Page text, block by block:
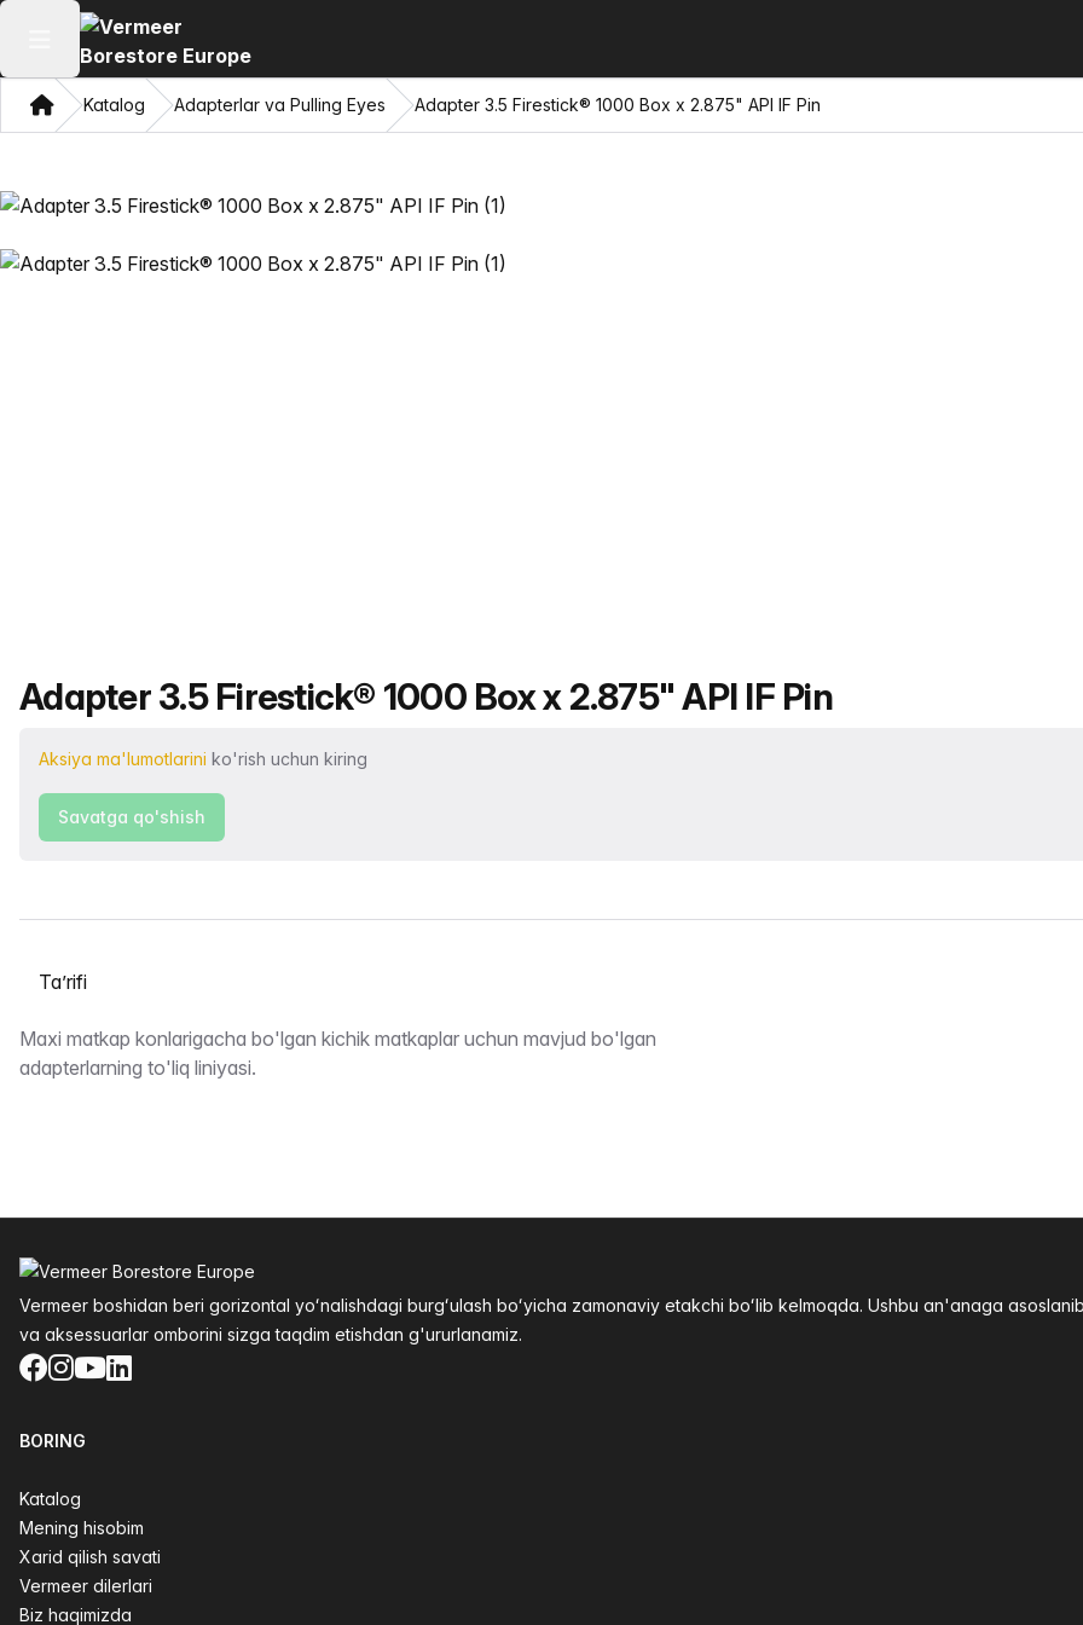
Asosiy menyuni ochish
Bosh sahifa
Katalog Adapterlar va Pulling Eyes Adapter 3.5 Firestick® 1000 Box x 2.875" API IF Pin
Mahsulot nomi
Adapter 3.5 Firestick® 1000 Box x 2.875" API IF Pin
Aksiya ma'lumotlarini ko'rish uchun kiring
Savatga qo'shish
Yorliqni tanlash
Taʼrifi
Maxi matkap konlarigacha bo'lgan kichik matkaplar uchun mavjud bo'lgan
adapterlarning to'liq liniyasi.
Vermeer boshidan beri gorizontal yoʻnalishdagi burgʻulash boʻyicha zamonaviy etakchi boʻlib kelmoqda. Ushbu an'anaga
va aksessuarlar omborini sizga taqdim etishdan g'ururlanamiz.
Facebook
Instagram
YouTube
LinkedIn
BORING
Katalog
Mening hisobim
Xarid qilish savati
Vermeer dilerlari
Biz haqimizda